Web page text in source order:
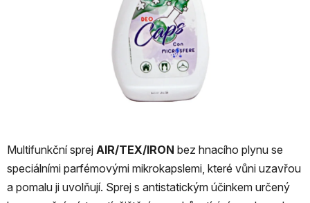
Multifunkční sprej AIR/TEX/IRON bez hnacího plynu se
speciálními parfémovými mikrokapslemi, které vůni uzavřou
a pomalu ji uvolňují. Sprej s antistatickým účinkem určený